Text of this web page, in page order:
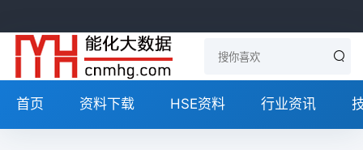
首页 资料下载 HSE资料 行业资讯